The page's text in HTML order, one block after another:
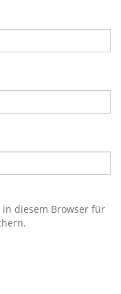
in diesem Browser für